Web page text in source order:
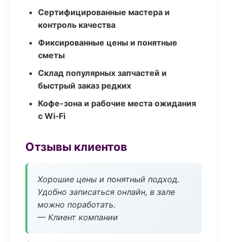
Сертифицированные мастера и
контроль качества
Фиксированные цены и понятные
сметы
Склад популярных запчастей и
быстрый заказ редких
Кофе-зона и рабочие места ожидания
с Wi‑Fi
Отзывы клиентов
Хорошие цены и понятный подход.
Удобно записаться онлайн, в зале
можно поработать.
— Клиент компании